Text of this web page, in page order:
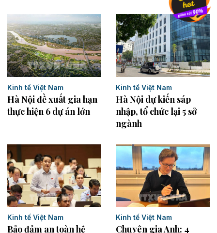
Kinh tế Việt Nam
Hà Nội đề xuất gia hạn
thực hiện 6 dự án lớn
Kinh tế Việt Nam
Hà Nội dự kiến sáp
nhập, tổ chức lại 5 sở
ngành
Kinh tế Việt Nam
Bảo đảm an toàn hệ
Kinh tế Việt Nam
Chuyên gia Anh: 4